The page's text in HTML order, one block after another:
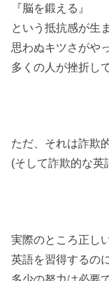
『脳を鍛える』
という抵抗感が生
思わぬキツさがや
多くの人が挫折し
ただ、それは詐欺
(そして詐欺的な英
実際のところ正し
英語を習得するの